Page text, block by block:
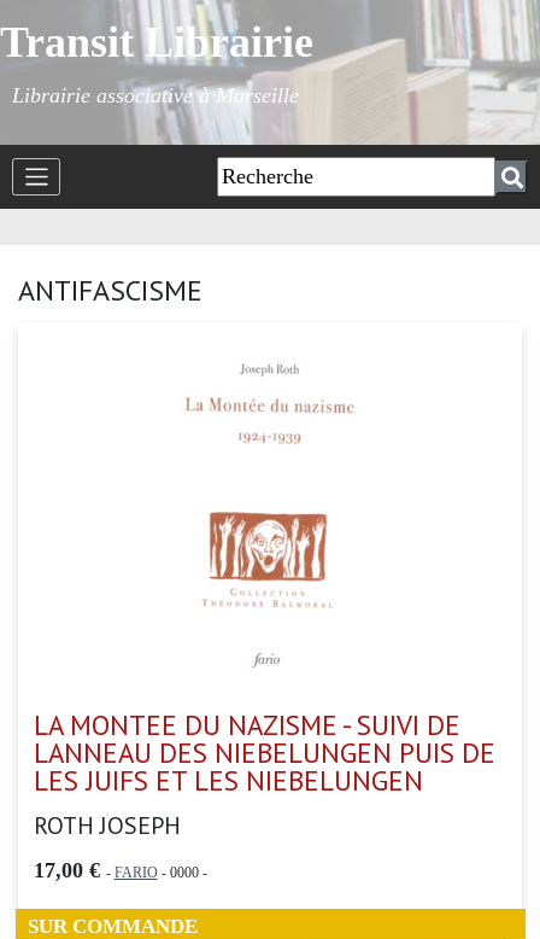
Transit Librairie
Librairie associative à Marseille
ANTIFASCISME
LA MONTEE DU NAZISME - SUIVI DE
LANNEAU DES NIEBELUNGEN PUIS DE
LES JUIFS ET LES NIEBELUNGEN
ROTH JOSEPH
17,00 € - FARIO- 0000 -
SUR COMMANDE